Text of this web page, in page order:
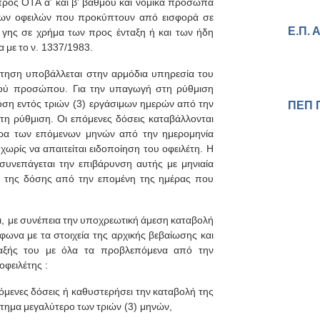
οφειλών που προκύπτουν από εισφορά σε
γης σε χρήμα των προς ένταξη ή και των ήδη
μετον . 1337/1983.
υποβάλλεται στην αρμόδια υπηρεσία του
προσώπου Για την υπαγωγή στη ρύθμιση
εντός τριών (3) εργάσιμων ημερών από την
ρύθμιση .Οι επόμενες δόσεις καταβάλλονται
των επόμενων μηνών από την ημερομηνία
χωρίς να απαιτείται ειδοποίηση του οφειλέτη
Η
συνεπάγεται την επιβάρυνση αυτής με μηνιαία
της δόσης από την επομένη της ημέρας που
με συνέπεια την υποχρεωτική άμεση καταβολή
με τα στοιχεία της αρχικής βεβαίωσης και
του με όλα τα προβλεπόμενα από την
οφειλέτης :
δόσεις ή καθυστερήσει την καταβολή της
μεγαλύτεροτωντριών (3) μηνών
Ε.Π.
ΠΕΠ